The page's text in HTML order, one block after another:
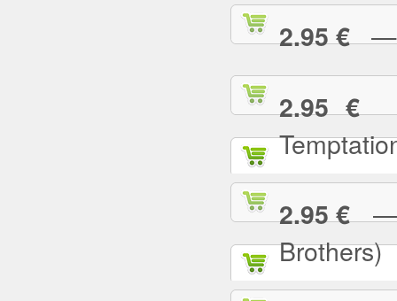
2.95 €—
2.95 €—
2.95 €—
Brothers)